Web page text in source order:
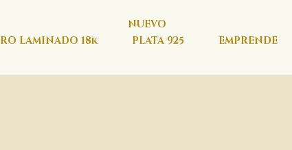
LAMINADO 18k PLATA 925 EMPRENDE
NUEVO